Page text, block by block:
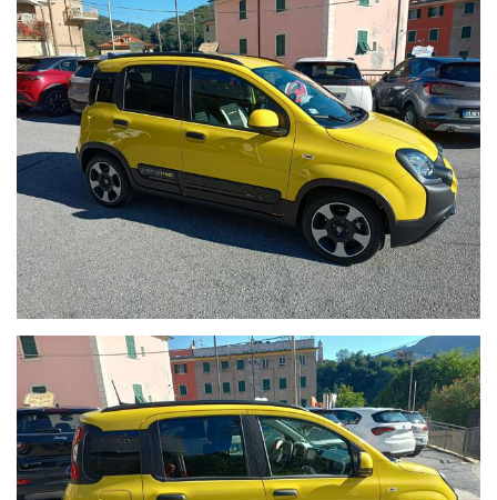
CONTROLLO CORSIA
CLUSTER DIGITALE
COLORE DI SERIE GIALLO SOLE (COLORI OPZIONALI
NERO- ROSSO - BIANCO - BLU ITALIA - NERO +800,00€)
WWW.AUTOBORZOLI.IT
La ditta AUTOBORZOLI dedica molte risorse per il ripristino
dell'automobile prima della consegna, questo trattamento
evita all'acquirente futuro di dover recarsi presso officine
dovendo spendere altri soldi.
La ditta AUTOBORZOLI rilascerà un certificato di
attestazione dei lavori eseguiti e uno stato d'uso dell'auto al
momento dell'acquisto.
IGIENIZZIAMO, LAVIAMO E SANIFICHIAMO TUTTE LE AUTO
CON TRATTAMENTO CON OZONO, laviamo tutte le parti
plastiche con appositi prodotti a base di alcol.
Il nostro servizio cerca di soddisfare al massimo il cliente,
tenendo alti gli standard qualitativi per l'acquisto di un’auto